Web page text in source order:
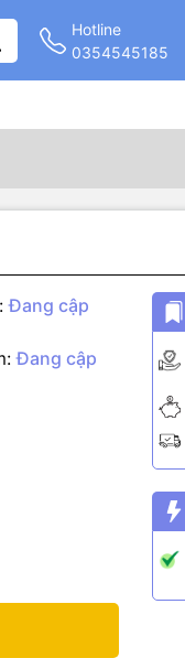
Hotline
0354545185
Đang cập
Đang cập